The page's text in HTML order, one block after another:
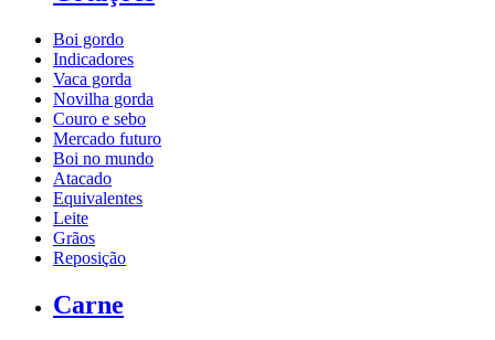
Boi gordo
Indicadores
Vaca gorda
Novilha gorda
Couro e sebo
Mercado futuro
Boi no mundo
Atacado
Equivalentes
Leite
Grãos
Reposição
Carne